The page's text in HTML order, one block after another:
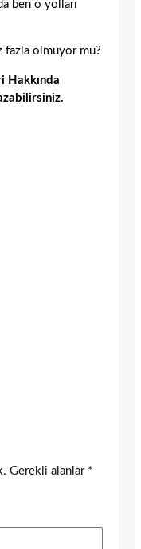
ben o yolları
fazla olmuyor mu?
Hakkında
Gerekli alanlar *